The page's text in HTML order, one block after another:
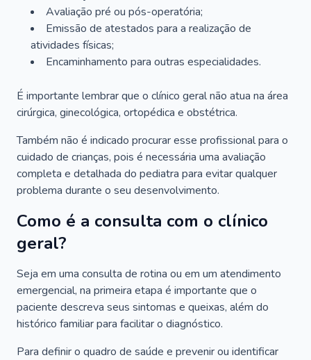
Avaliação pré ou pós-operatória;
Emissão de atestados para a realização de
atividades físicas;
Encaminhamento para outras especialidades.
É importante lembrar que o clínico geral não atua na área
cirúrgica, ginecológica, ortopédica e obstétrica.
Também não é indicado procurar esse profissional para o
cuidado de crianças, pois é necessária uma avaliação
completa e detalhada do pediatra para evitar qualquer
problema durante o seu desenvolvimento.
Como é a consulta com o clínico
geral?
Seja em uma consulta de rotina ou em um atendimento
emergencial, na primeira etapa é importante que o
paciente descreva seus sintomas e queixas, além do
histórico familiar para facilitar o diagnóstico.
Para definir o quadro de saúde e prevenir ou identificar